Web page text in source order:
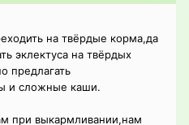
на твёрдые корма,да
эклектуса на твёрдых
предлагать
и сложные каши.
при выкармливании,нам